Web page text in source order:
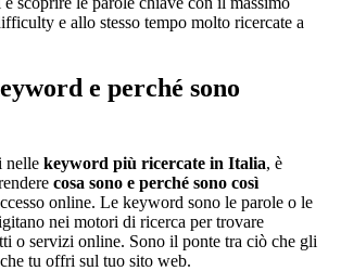
e allo stesso tempo molto ricercate a
e perché sono
nelle keyword più ricercate in Italia, è
cosa sono e perché sono così
online. Le keyword sono le parole o le
nei motori di ricerca per trovare
o servizi online. Sono il ponte tra ciò che gli
tu offri sul tuo sito web.